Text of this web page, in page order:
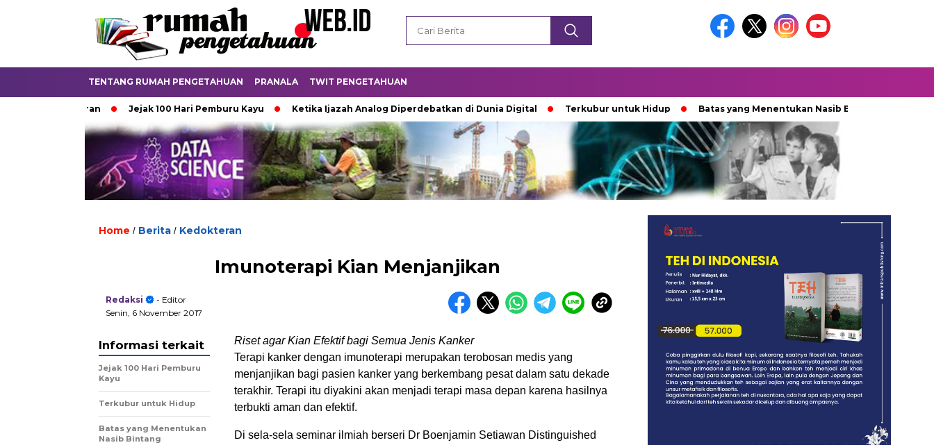
TENTANG RUMAH PENGETAHUAN PRANALA TWIT PENGETAHUAN
Jejak 100 Hari Pemburu Kayu Ketika Ijazah Analog Diperdebatkan di Dunia Digital Terkubur untuk Hidup Batas yang Menentukan Nasib Bintang
Home / Berita / Kedokteran
Imunoterapi Kian Menjanjikan
Redaksi
- Editor
Senin, 6 November 2017
Riset agar Kian Efektif bagi Semua Jenis Kanker
Terapi kanker dengan imunoterapi merupakan terobosan medis yang
menjanjikan bagi pasien kanker yang berkembang pesat dalam satu dekade
terakhir. Terapi itu diyakini akan menjadi terapi masa depan karena hasilnya
terbukti aman dan efektif.
Di sela-sela seminar ilmiah berseri Dr Boenjamin Setiawan Distinguished
Informasi terkait
Jejak 100 Hari Pemburu
Kayu
Terkubur untuk Hidup
Batas yang Menentukan
Nasib Bintang